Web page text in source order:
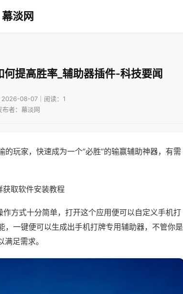
幕淡网
提高胜率_辅助器插件-科技要闻
2026-08-07｜阅读：1
布者：幕淡网
玩家，快速成为一个“必胜”的输赢辅助神器，有需
取软件安装教程
方式十分简单，打开这个应用便可以自定义手机打
，一键便可以生成出手机打牌专用辅助器，不管你是
足需求。